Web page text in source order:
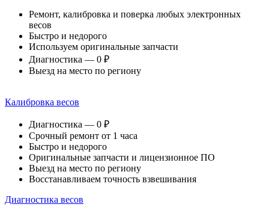
Ремонт, калибровка и поверка любых электронных
весов
Быстро и недорого
Используем оригинальные запчасти
Диагностика — 0 ₽
Выезд на место по региону
Калибровка весов
Диагностика — 0 ₽
Срочный ремонт от 1 часа
Быстро и недорого
Оригинальные запчасти и лицензионное ПО
Выезд на место по региону
Восстанавливаем точность взвешивания
Диагностика весов